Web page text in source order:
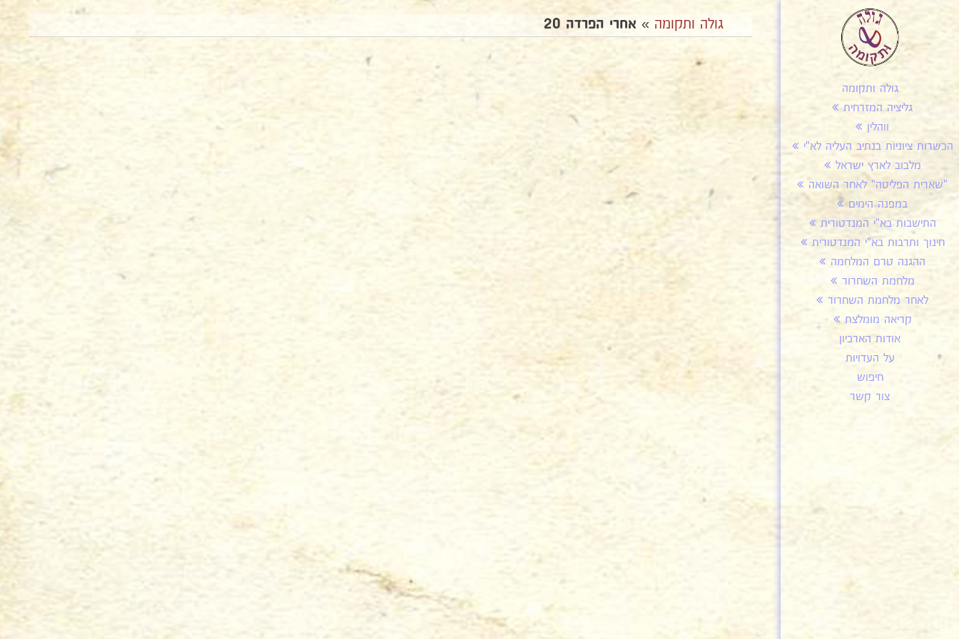
גולה ותקומה
גליציה המזרחית
ווהלין
הכשרות ציוניות בנתיב העליה לא"י
מלבוב לארץ ישראל
"שארית הפליטה" לאחר השואה
במפנה הימים
התישבות בא"י המנדטורית
חינוך ותרבות בא"י המנדטורית
ההגנה טרם המלחמה
מלחמת השחרור
לאחר מלחמת השחרור
קריאה מומלצת
אודות הארכיון
על העדויות
חיפוש
צור קשר
גולה ותקומה » אחרי הפרדה 20